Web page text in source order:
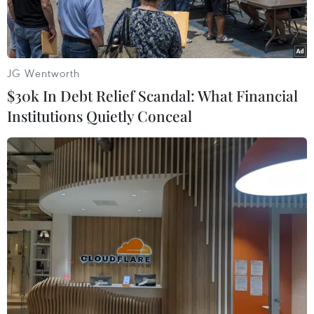
Đảo Jeju ở miền Nam Hàn Quốc. (Nguồn: Republic of
Korea/Flickr)
Theo hãng tin Yonhap, Lực lượng Bảo vệ bờ
biển Hàn Quốc thông báo ngày 4/3, một tàu
JG Wentworth
$30k In Debt Relief Scandal: What Financial
Institutions Quietly Conceal